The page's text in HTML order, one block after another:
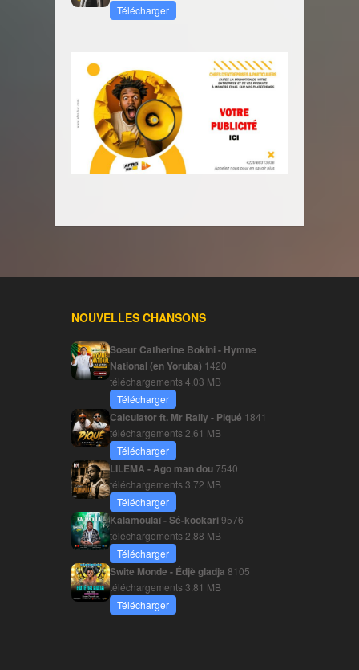
Télécharger
NOUVELLES CHANSONS
Soeur Catherine Bokini - Hymne
National (en Yoruba) 1420
téléchargements4.03 MB
Télécharger
Calculator ft. Mr Rally - Piqué 1841
téléchargements 2.61 MB
Télécharger
LILEMA - Ago man dou7540
téléchargements3.72 MB
Télécharger
Kalamoulaï - Sé-kookari9576
téléchargements 2.88 MB
Télécharger
Swite Monde - Édjè gladja 8105
téléchargements3.81 MB
Télécharger